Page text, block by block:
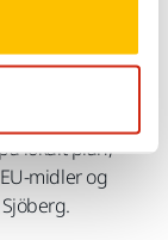
Mirkas
lokalt plan,
midler og